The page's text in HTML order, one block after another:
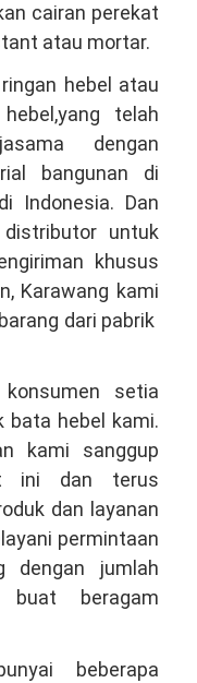
cairan perekat
atau mortar.
hebel atau
telah
dengan
bangunan di
Indonesia. Dan
untuk
khusus
Karawang kami
dari pabrik
setia
bata hebel kami.
kami sanggup
ini dan terus
dan layanan
permintaan
dengan jumlah
buat beragam
beberapa